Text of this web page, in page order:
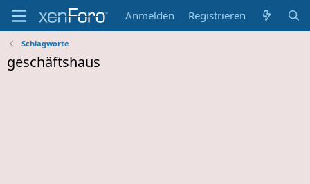
Anmelden Registrieren
Schlagworte
geschäftshaus